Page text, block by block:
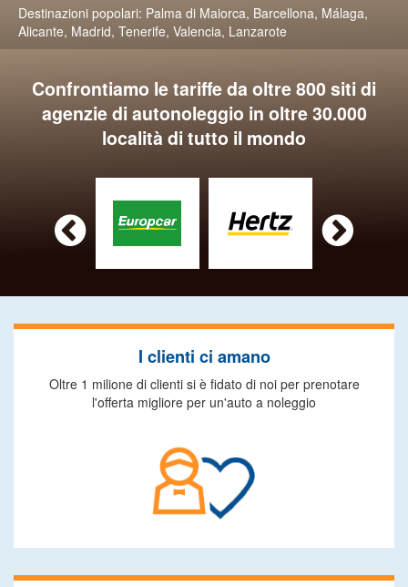
Destinazioni popolari: Palma di Maiorca, Barcellona, Málaga,
Alicante, Madrid, Tenerife, Valencia, Lanzarote
Confrontiamo le tariffe da oltre 800 siti di
agenzie di autonoleggio in oltre 30.000
località di tutto il mondo
 
I clienti ci amano
Oltre 1 milione di clienti si è fidato di noi per prenotare
l'offerta migliore per un'auto a noleggio